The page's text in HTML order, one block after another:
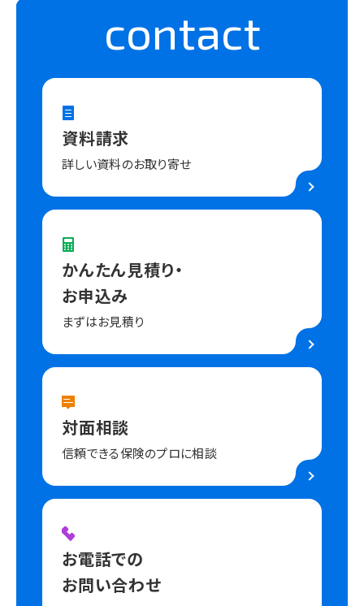
contact
資料請求
詳しい資料のお取り寄せ
かんたん見積り・
お申込み
まずはお見積り
対面相談
信頼できる保険のプロに相談
お電話での
お問い合わせ